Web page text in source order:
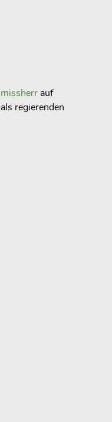
auf
regierenden